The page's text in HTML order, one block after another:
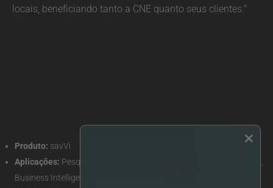
locais, beneficiando tanto a CNE quanto seus clientes."
Produto: savVi
Aplicações: Pesquisa de vídeo, deteção de eventos em tempo real,
Business Intelligence
×